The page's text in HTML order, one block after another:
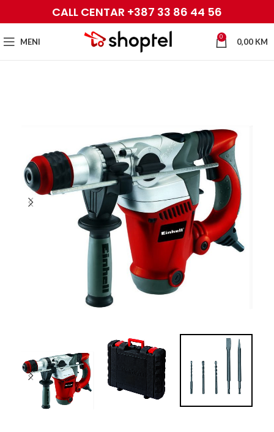
CALL CENTAR +387 33 86 44 56
MENI 0 0,00 KM